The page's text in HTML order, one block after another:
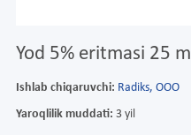
Yod 5% eritmasi 25 ml
Ishlab chiqaruvchi: Radiks, ООО
Yaroqlilik muddati: 3 yil